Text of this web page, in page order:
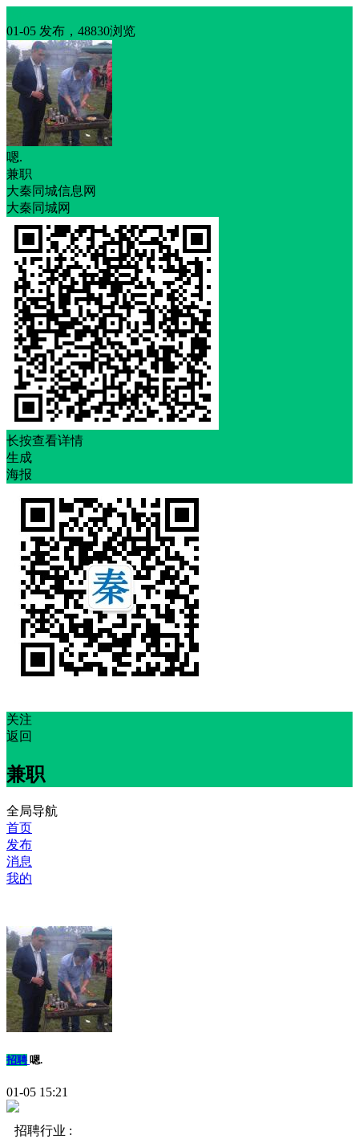
01-05 发布，48830浏览
嗯.
兼职
大秦同城信息网
大秦同城网
长按查看详情
生成
海报
关注
返回
兼职
全局导航
首页
发布
消息
我的
招聘 嗯.
01-05 15:21
招聘行业 :